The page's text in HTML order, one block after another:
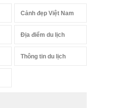
Cảnh đẹp Việt Nam
Địa điểm du lịch
Thông tin du lịch